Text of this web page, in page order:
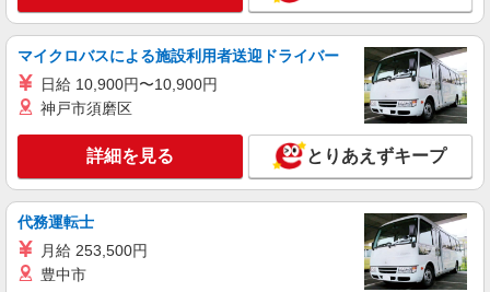
マイクロバスによる施設利用者送迎ドライバー
日給 10,900円〜10,900円
神戸市須磨区
詳細を見る とりあえずキープ
代務運転士
月給 253,500円
豊中市